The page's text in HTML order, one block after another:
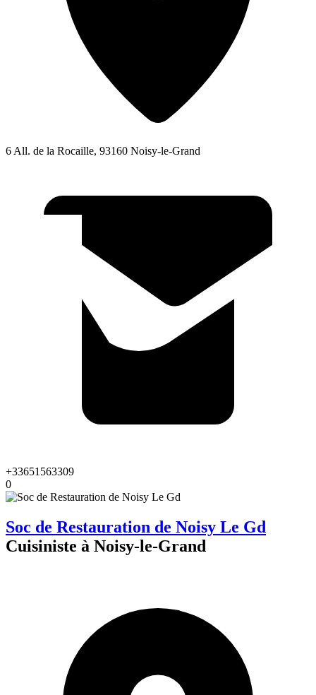
6 All. de la Rocaille, 93160 Noisy-le-Grand
+33651563309
0
Soc de Restauration de Noisy Le Gd
Cuisiniste à Noisy-le-Grand